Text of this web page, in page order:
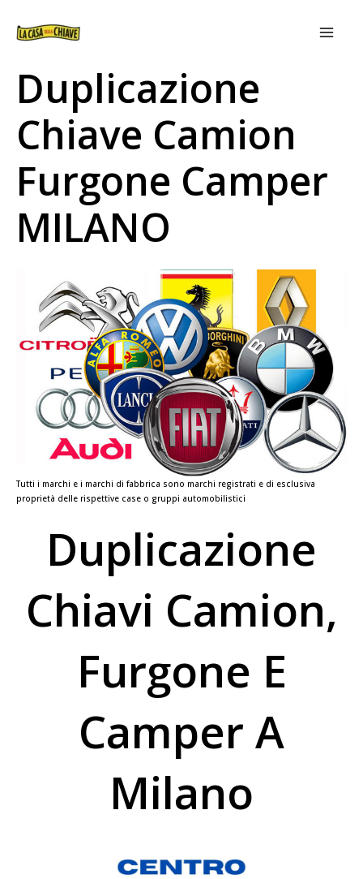
Duplicazione
Chiave Camion
Furgone Camper
MILANO
Tutti i marchi e i marchi di fabbrica sono marchi registrati e di esclusiva
proprietà delle rispettive case o gruppi automobilistici
Duplicazione
Chiavi Camion,
Furgone E
Camper A
Milano